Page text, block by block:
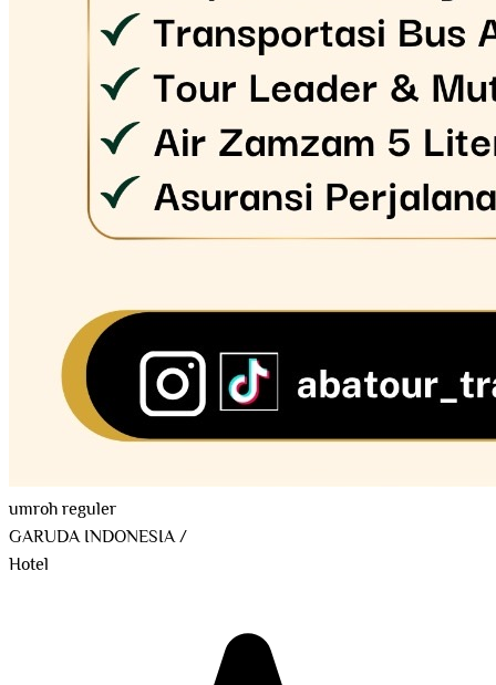
umroh reguler
GARUDA INDONESIA/
Hotel